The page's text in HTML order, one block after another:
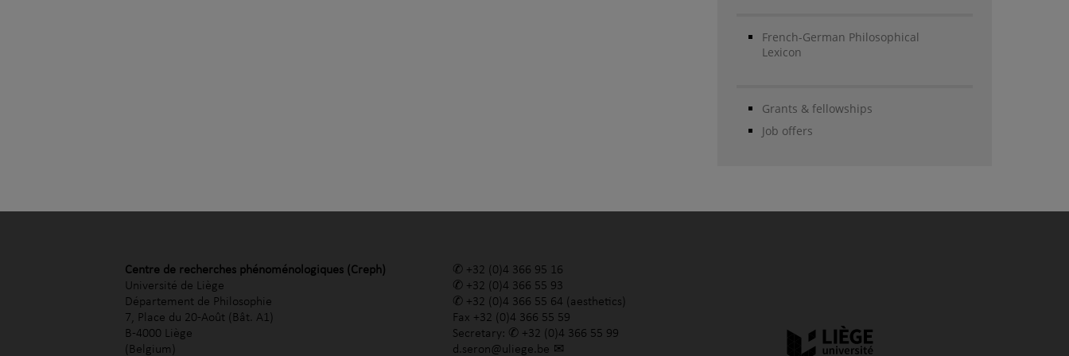
French-German Philosophical
Lexicon
Grants & fellowships
Job offers
Centre de recherches phénoménologiques (Creph)
Université de Liège
Département de Philosophie
7, Place du 20-Août (Bât. A1)
B-4000 Liège
(Belgium)
+32 (0)4 366 95 16
+32 (0)4 366 55 93
+32 (0)4 366 55 64 (aesthetics)
Fax +32 (0)4 366 55 59
Secretary:
+32 (0)4 366 55 99
d.seron@uliege.be